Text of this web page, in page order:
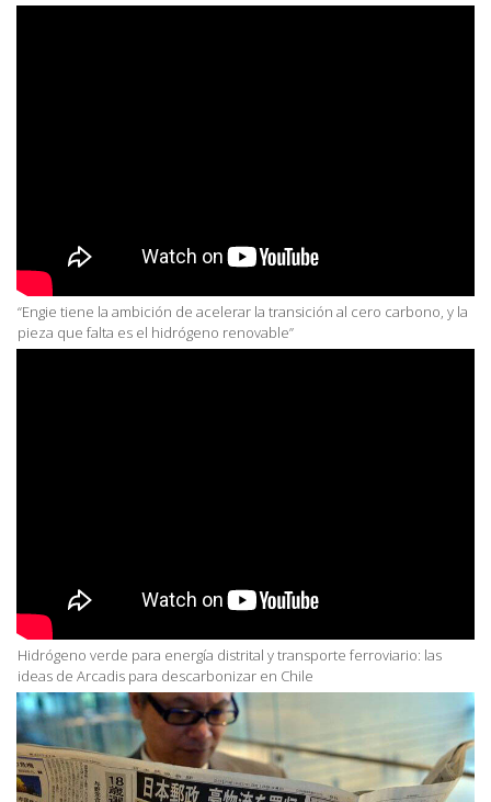
“Engie tiene la ambición de acelerar la transición al cero carbono, y la
pieza que falta es el hidrógeno renovable”
Hidrógeno verde para energía distrital y transporte ferroviario: las
ideas de Arcadis para descarbonizar en Chile